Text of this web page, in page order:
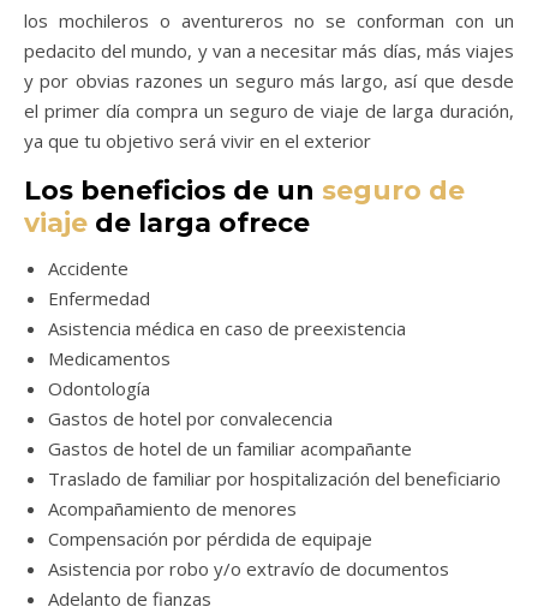
los mochileros o aventureros no se conforman con un
pedacito del mundo, y van a necesitar más días, más viajes
y por obvias razones un seguro más largo, así que desde
el primer día compra un seguro de viaje de larga duración,
ya que tu objetivo será vivir en el exterior
Los beneficios de un seguro de
viaje de larga ofrece
Accidente
Enfermedad
Asistencia médica en caso de preexistencia
Medicamentos
Odontología
Gastos de hotel por convalecencia
Gastos de hotel de un familiar acompañante
Traslado de familiar por hospitalización del beneficiario
Acompañamiento de menores
Compensación por pérdida de equipaje
Asistencia por robo y/o extravío de documentos
Adelanto de fianzas